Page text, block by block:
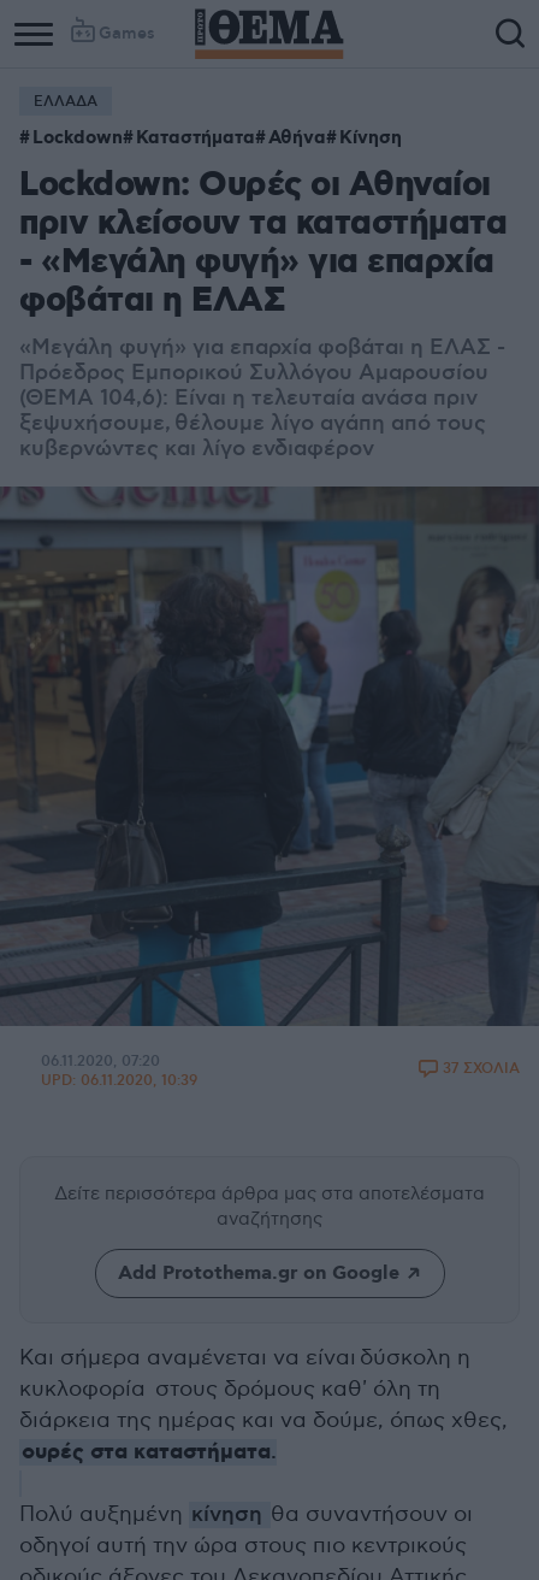
Games
ΕΛΛΑΔΑ
Lockdown Καταστήματα Αθήνα Κίνηση
Lockdown: Ουρές οι Αθηναίοι
πριν κλείσουν τα καταστήματα
- «Μεγάλη φυγή» για επαρχία
φοβάται η ΕΛΑΣ
«Μεγάλη φυγή» για επαρχία φοβάται η ΕΛΑΣ -
Πρόεδρος Εμπορικού Συλλόγου Αμαρουσίου
(ΘΕΜΑ 104,6): Είναι η τελευταία ανάσα πριν
ξεψυχήσουμε, θέλουμε λίγο αγάπη από τους
κυβερνώντες και λίγο ενδιαφέρον
06.11.2020, 07:20
UPD: 06.11.2020, 10:39
37 ΣΧΟΛΙΑ
Δείτε περισσότερα άρθρα μας στα αποτελέσματα
αναζήτησης
Add Protothema.gr on Google
Και σήμερα αναμένεται να είναι δύσκολη η
κυκλοφορία στους δρόμους καθ' όλη τη
διάρκεια της ημέρας και να δούμε, όπως χθες,
ουρές στα καταστήματα.
Πολύ αυξημένη κίνηση θα συναντήσουν οι
οδηγοί αυτή την ώρα στους πιο κεντρικούς